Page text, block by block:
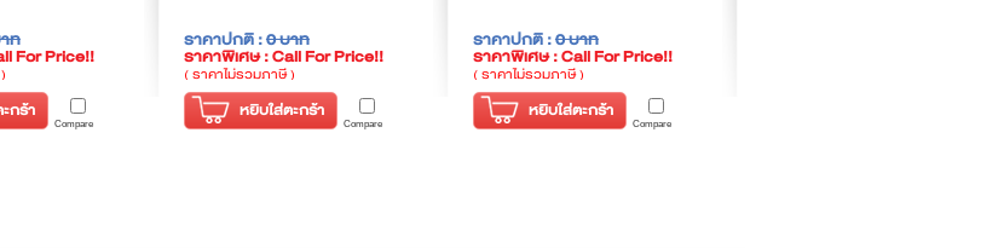
ท
For Price!!
กร้า
Compare
ราคาปกติ :0 บาท
ราคาพิเศษ : Call For Price!!
( ราคาไม่รวมภาษี )
หยิบใส่ตะกร้า
Compare
ราคาปกติ :0 บาท
ราคาพิเศษ : Call For Price!!
( ราคาไม่รวมภาษี )
หยิบใส่ตะกร้า
Compare